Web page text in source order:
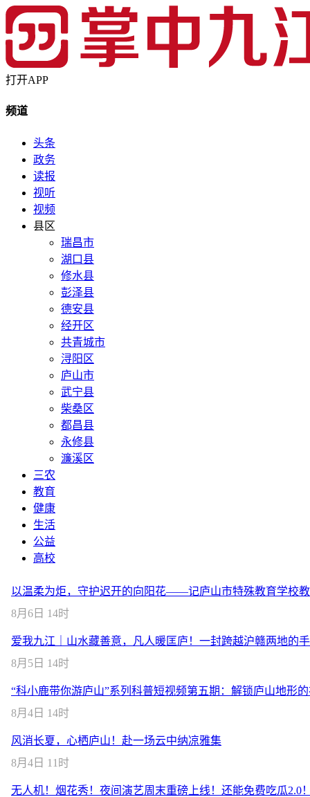
打开APP
频道
头条
政务
读报
视听
视频
县区
瑞昌市
湖口县
修水县
彭泽县
德安县
经开区
共青城市
浔阳区
庐山市
武宁县
柴桑区
都昌县
永修县
濂溪区
三农
教育
健康
生活
公益
高校
以温柔为炬，守护迟开的向阳花——记庐山市特殊教育学校
8月6日 14时
爱我九江｜山水藏善意，凡人暖匡庐！一封跨越沪赣两地的
8月5日 14时
“科小鹿带你游庐山”系列科普短视频第五期：解锁庐山地形
8月4日 14时
风消长夏，心栖庐山！赴一场云中纳凉雅集
8月4日 11时
无人机！烟花秀！夜间演艺周末重磅上线！还能免费吃瓜2.0